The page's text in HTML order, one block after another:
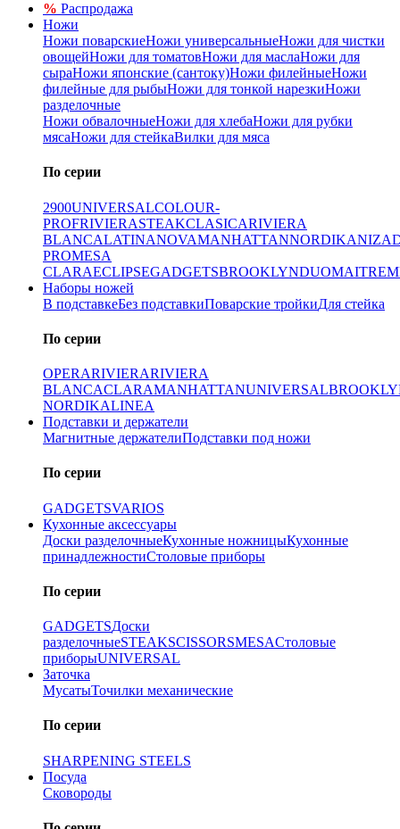
% Распродажа
Ножи
Ножи поварскиеНожи универсальныеНожи для чистки
овощейНожи для томатовНожи для маслаНожи для
сыраНожи японские (сантоку)Ножи филейныеНожи
филейные для рыбыНожи для тонкой нарезкиНожи
разделочные
Ножи обвалочныеНожи для хлебаНожи для рубки
мясаНожи для стейкаВилки для мяса
По серии
2900UNIVERSALCOLOUR-
PROFRIVIERASTEAKCLASICARIVIERA
BLANCALATINANOVAMANHATTANNORDIKANIZA
PROMESA
CLARAECLIPSEGADGETSBROOKLYNDUOMAITRE
Наборы ножей
В подставкеБез подставкиПоварские тройкиДля стейка
По серии
OPERARIVIERARIVIERA
BLANCACLARAMANHATTANUNIVERSAL
NORDIKALINEA
Подставки и держатели
Магнитные держателиПодставки под ножи
По серии
GADGETSVARIOS
Кухонные аксессуары
Доски разделочныеКухонные ножницыКухонные
принадлежностиСтоловые приборы
По серии
GADGETSДоски
разделочныеSTEAKSCISSORSMESAСтоловые
приборыUNIVERSAL
Заточка
МусатыТочилки механические
По серии
SHARPENING STEELS
Посуда
Сковороды